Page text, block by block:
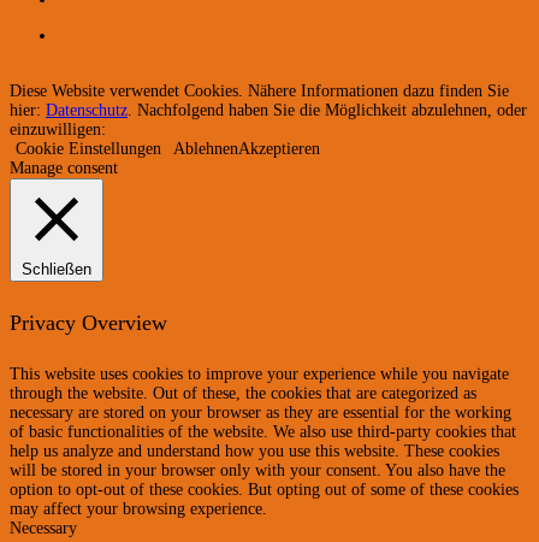
Diese Website verwendet Cookies. Nähere Informationen dazu finden Sie
hier: Datenschutz. Nachfolgend haben Sie die Möglichkeit abzulehnen, oder
einzuwilligen:
Cookie Einstellungen
AblehnenAkzeptieren
Manage consent
Schließen
Privacy Overview
This website uses cookies to improve your experience while you navigate
through the website. Out of these, the cookies that are categorized as
necessary are stored on your browser as they are essential for the working
of basic functionalities of the website. We also use third-party cookies that
help us analyze and understand how you use this website. These cookies
will be stored in your browser only with your consent. You also have the
option to opt-out of these cookies. But opting out of some of these cookies
may affect your browsing experience.
Necessary